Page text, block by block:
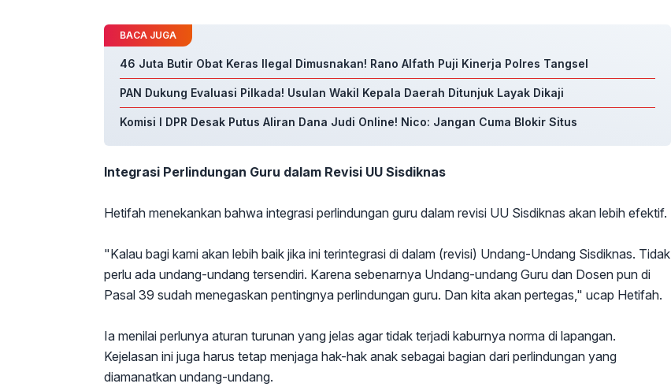
BACA JUGA
46 Juta Butir Obat Keras Ilegal Dimusnakan! Rano Alfath Puji Kinerja Polres Tangsel
PAN Dukung Evaluasi Pilkada! Usulan Wakil Kepala Daerah Ditunjuk Layak Dikaji
Komisi I DPR Desak Putus Aliran Dana Judi Online! Nico: Jangan Cuma Blokir Situs
Integrasi Perlindungan Guru dalam Revisi UU Sisdiknas
Hetifah menekankan bahwa integrasi perlindungan guru dalam revisi UU Sisdiknas akan lebih efektif.
"Kalau bagi kami akan lebih baik jika ini terintegrasi di dalam (revisi) Undang-Undang Sisdiknas. Tidak
perlu ada undang-undang tersendiri. Karena sebenarnya Undang-undang Guru dan Dosen pun di
Pasal 39 sudah menegaskan pentingnya perlindungan guru. Dan kita akan pertegas," ucap Hetifah.
Ia menilai perlunya aturan turunan yang jelas agar tidak terjadi kaburnya norma di lapangan.
Kejelasan ini juga harus tetap menjaga hak-hak anak sebagai bagian dari perlindungan yang
diamanatkan undang-undang.